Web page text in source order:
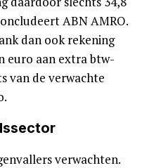
ABN AMRO.
dan ook rekening
euro aan extra btw-
van de verwachte
verwachten.